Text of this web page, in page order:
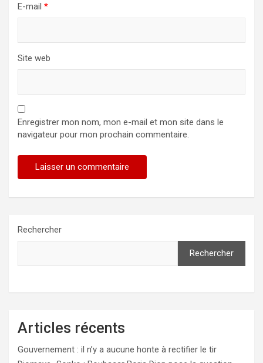
E-mail *
Site web
Enregistrer mon nom, mon e-mail et mon site dans le
navigateur pour mon prochain commentaire.
Rechercher
Rechercher
Articles récents
Gouvernement : il n’y a aucune honte à rectifier le tir